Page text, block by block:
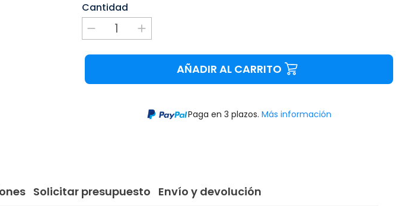
Cantidad
AÑADIR AL CARRITO
Paga en 3 plazos. Más información
Solicitar presupuesto Envío y devolución